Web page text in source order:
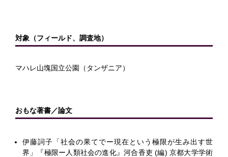
対象（フィールド、調査地）
マハレ山塊国立公園（タンザニア）
おもな著書／論文
伊藤詞子「社会の果てでー現在という極限が生み出す世
界」『極限ー人類社会の進化』河合香吏 (編) 京都大学学術